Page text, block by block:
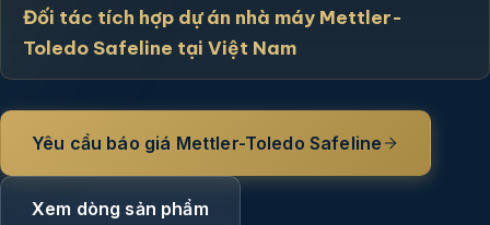
Đối tác tích hợp dự án nhà máy Mettler-
Toledo Safeline tại Việt Nam
Yêu cầu báo giá Mettler-Toledo Safeline
Xem dòng sản phẩm